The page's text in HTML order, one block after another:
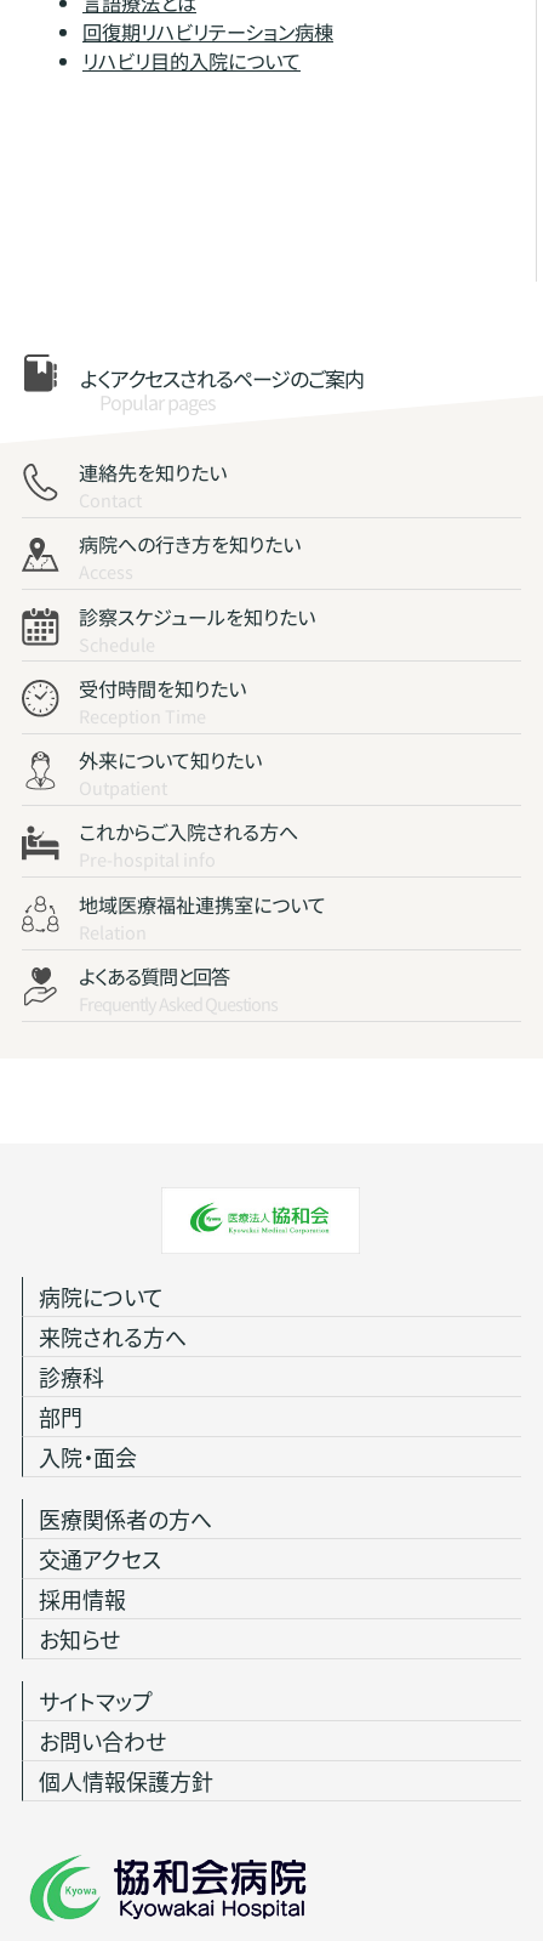
回復期リハビリテーション病棟
リハビリ目的入院について
よくアクセスされるページのご案内
Popular pages
連絡先を知りたい
Contact
病院への行き方を知りたい
Access
診察スケジュールを知りたい
Schedule
受付時間を知りたい
Reception Time
外来について知りたい
Outpatient
これからご入院される方へ
Pre-hospital info
地域医療福祉連携室について
Relation
よくある質問と回答
Frequently Asked Questions
病院について
来院される方へ
診療科
部門
入院・面会
医療関係者の方へ
交通アクセス
採用情報
お知らせ
サイトマップ
お問い合わせ
個人情報保護方針